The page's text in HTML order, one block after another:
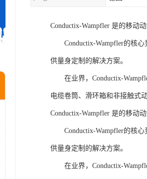
Conductix-Wampfler 是的移动
Conductix-Wampfler的核心
供量身定制的解决方案。
在业界，Conductix-
电缆卷筒、滑环箱和非接触式
Conductix-Wampfler 是的移动
Conductix-Wampfler的核心
供量身定制的解决方案。
在业界，Conductix-